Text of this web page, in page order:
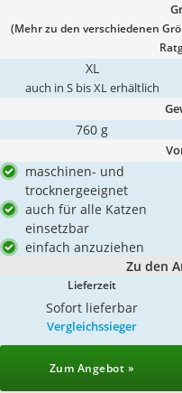
(Mehr zu den verschiedenen
XL
auch in S bis XL erhältlich
760 g
maschinen- und
trocknergeeignet
auch für alle Katzen
einsetzbar
einfach anzuziehen
Zu den
Lieferzeit
Sofort lieferbar
Vergleichssieger
Zum Angebot »